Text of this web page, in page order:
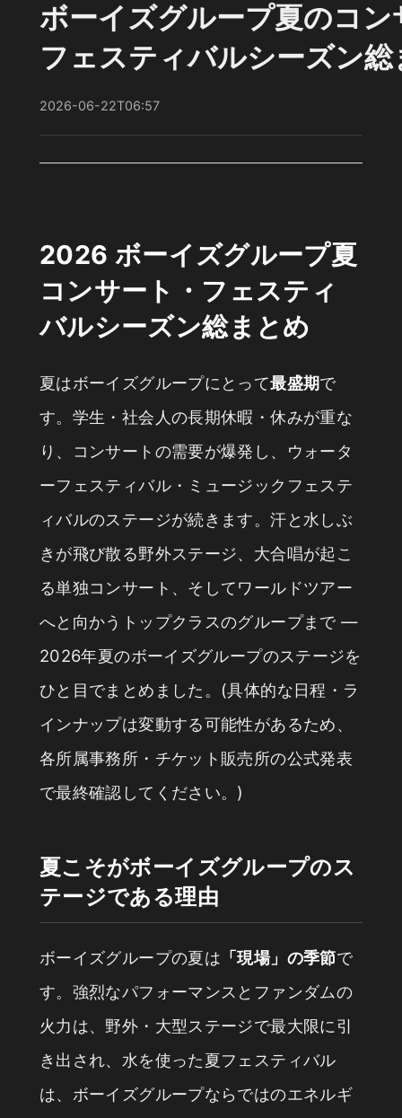
ボーイズグループ夏のコン
フェスティバルシーズン
2026-06-22T06:57
2026 ボーイズグループ夏
コンサート・フェスティ
バルシーズン総まとめ
夏はボーイズグループにとって最盛期で
す。学生・社会人の長期休暇・休みが重な
り、コンサートの需要が爆発し、ウォータ
ーフェスティバル・ミュージックフェステ
ィバルのステージが続きます。汗と水しぶ
きが飛び散る野外ステージ、大合唱が起こ
る単独コンサート、そしてワールドツアー
へと向かうトップクラスのグループまで —
2026年夏のボーイズグループのステージを
ひと目でまとめました。(具体的な日程・ラ
インナップは変動する可能性があるため、
各所属事務所・チケット販売所の公式発表
で最終確認してください。)
夏こそがボーイズグループのス
テージである理由
ボーイズグループの夏は 「現場」の季節で
す。強烈なパフォーマンスとファンダムの
火力は、野外・大型ステージで最大限に引
き出され、水を使った夏フェスティバル
は、ボーイズグループならではのエネルギ